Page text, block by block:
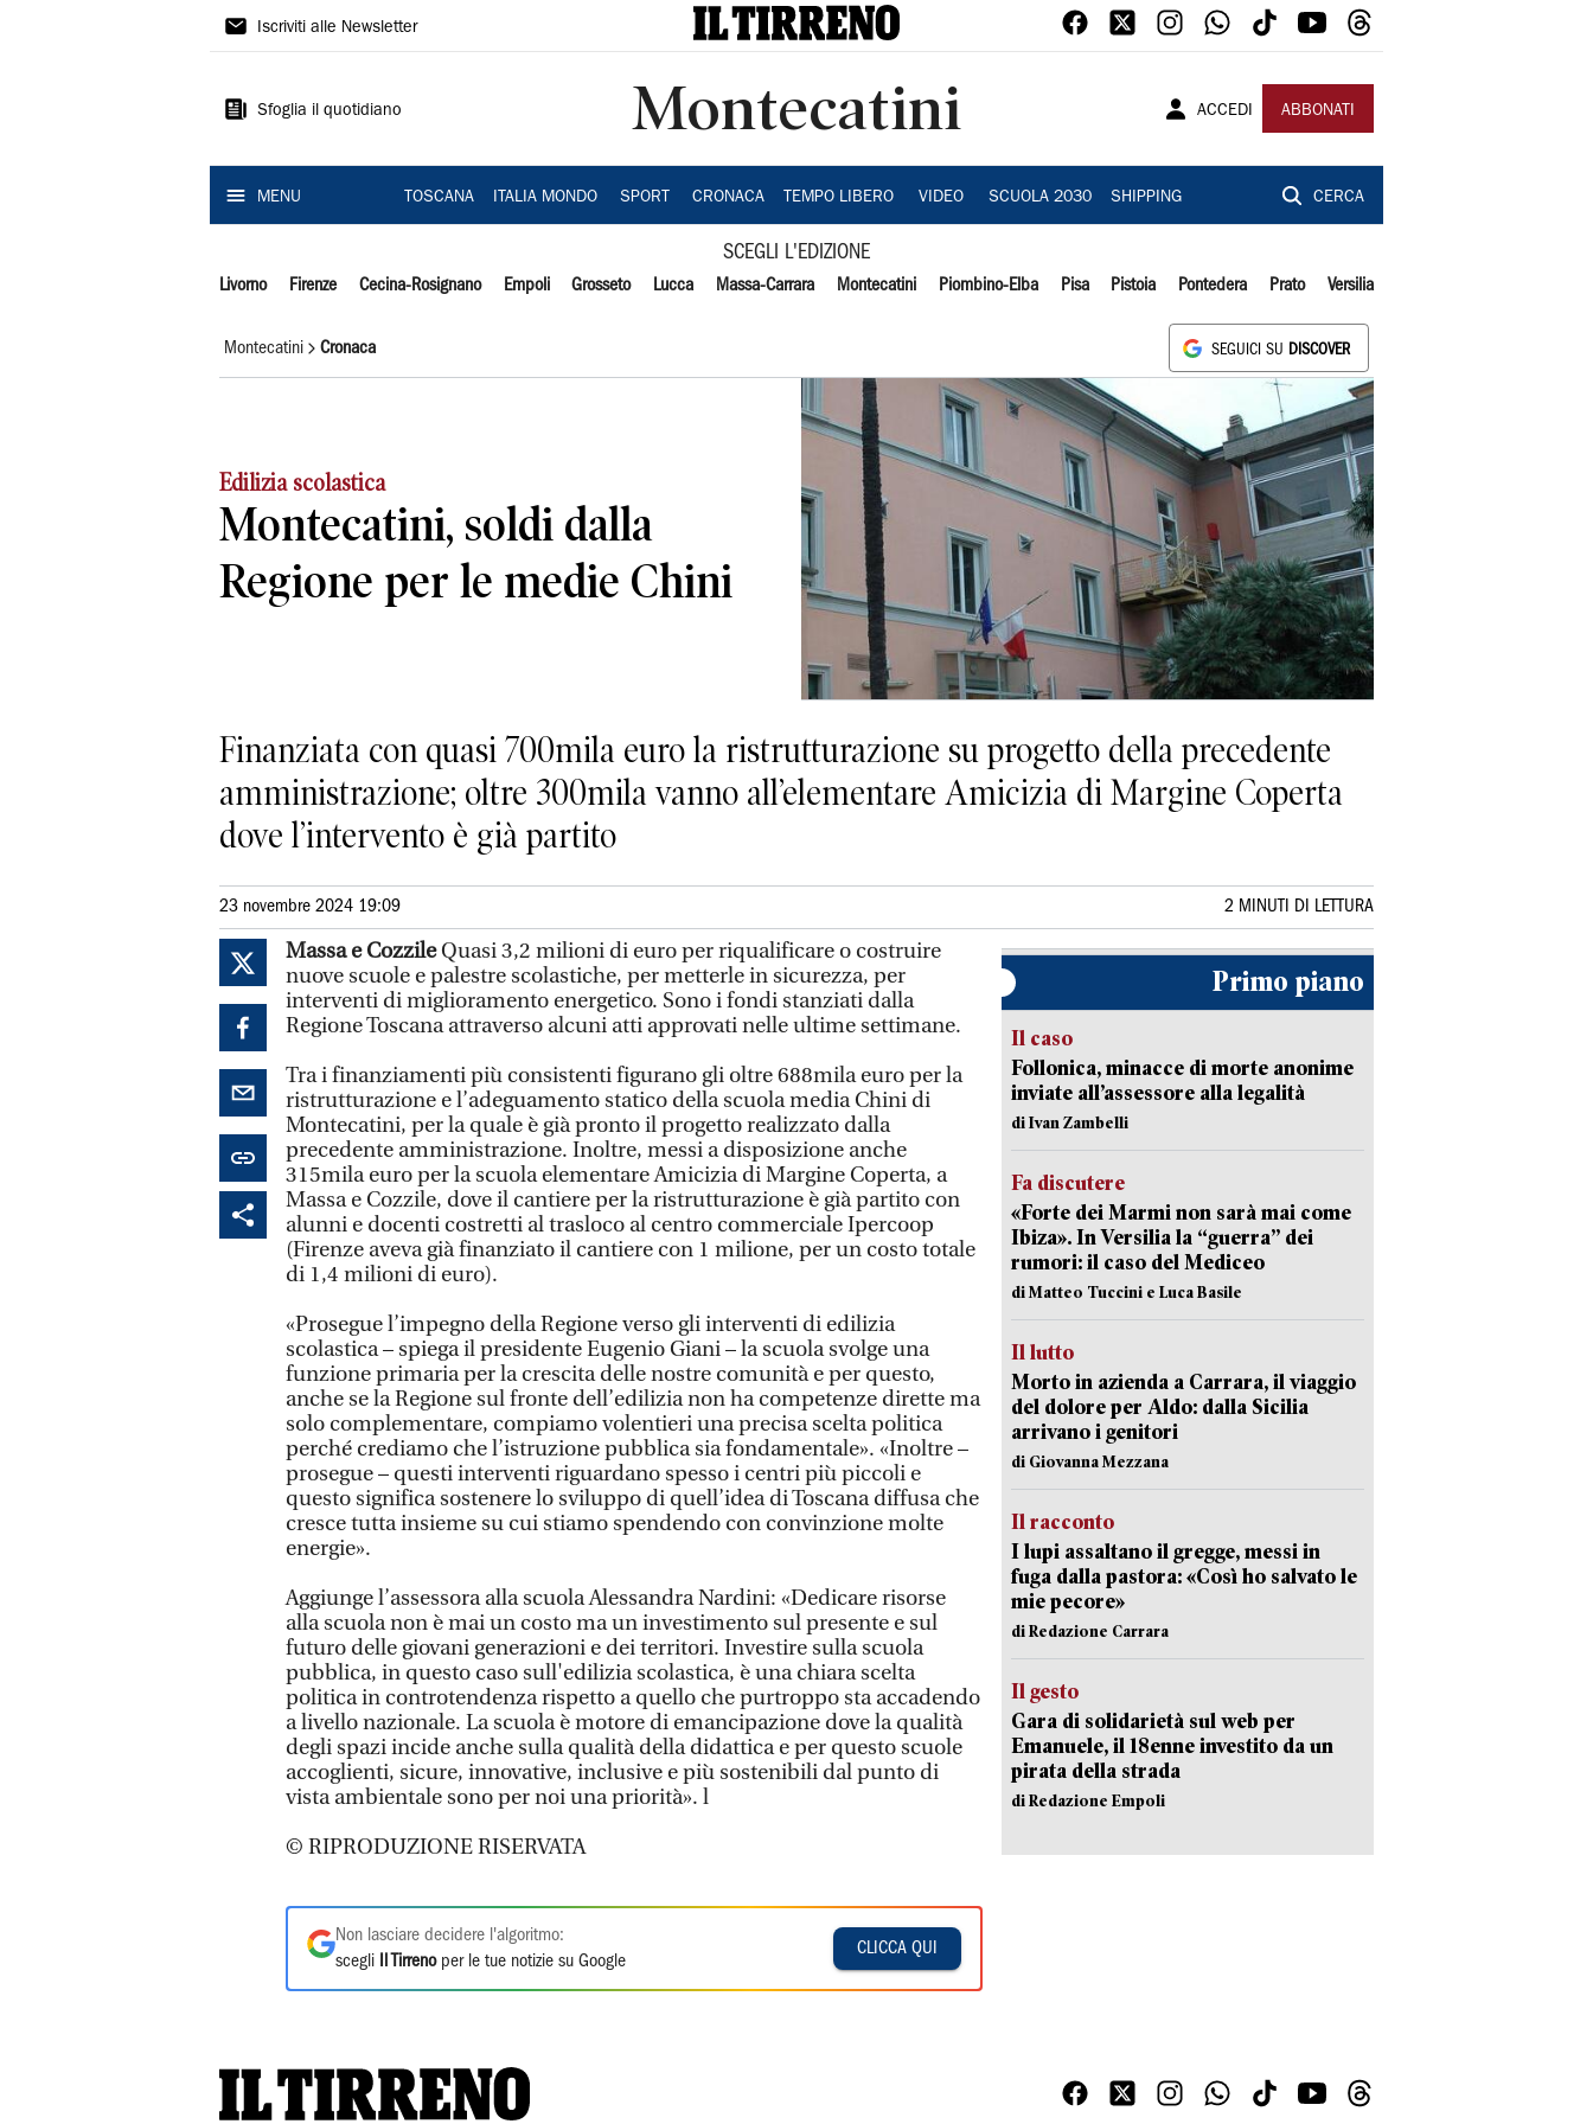
Il
Iscriviti alle Newsletter
Sfoglia il quotidiano Montecatini ACCEDI ABBONATI
MENU TOSCANA ITALIA MONDO SPORT CRONACA TEMPO LIBERO VIDEO SCUOLA 2030 SHIPPING CERCA
SCEGLI L'EDIZIONE
Livorno Firenze Cecina-Rosignano Empoli Grosseto Lucca Massa-Carrara Montecatini Piombino-Elba Pisa Pistoia Pontedera Prato Versilia
Montecatini Cronaca SEGUICI SU DISCOVER
Edilizia scolastica
Montecatini, soldi dalla
Regione per le medie Chini
Finanziata con quasi 700mila euro la ristrutturazione su progetto della precedente
amministrazione; oltre 300mila vanno all’elementare Amicizia di Margine Coperta
dove l’intervento è già partito
23 novembre 2024 19:09 2 MINUTI DI LETTURA
Massa e CozzileQuasi 3,2 milioni di euro per riqualificare o costruire
nuove scuole e palestre scolastiche, per metterle in sicurezza, per
interventi di miglioramento energetico. Sono i fondi stanziati dalla
Regione Toscana attraverso alcuni atti approvati nelle ultime settimane.
Tra i finanziamenti più consistenti figurano gli oltre 688mila euro per la
ristrutturazione e l’adeguamento statico della scuola media Chini di
Montecatini, per la quale è già pronto il progetto realizzato dalla
precedente amministrazione. Inoltre, messi a disposizione anche
315mila euro per la scuola elementare Amicizia di Margine Coperta, a
Massa e Cozzile, dove il cantiere per la ristrutturazione è già partito con
alunni e docenti costretti al trasloco al centro commerciale Ipercoop
(Firenze aveva già finanziato il cantiere con 1 milione, per un costo totale
di 1,4 milioni di euro).
«Prosegue l’impegno della Regione verso gli interventi di edilizia
scolastica – spiega il presidente Eugenio Giani – la scuola svolge una
funzione primaria per la crescita delle nostre comunità e per questo,
anche se la Regione sul fronte dell’edilizia non ha competenze dirette ma
solo complementare, compiamo volentieri una precisa scelta politica
perché crediamo che l’istruzione pubblica sia fondamentale». «Inoltre –
prosegue – questi interventi riguardano spesso i centri più piccoli e
questo significa sostenere lo sviluppo di quell’idea di Toscana diffusa che
cresce tutta insieme su cui stiamo spendendo con convinzione molte
energie».
Aggiunge l’assessora alla scuola Alessandra Nardini: «Dedicare risorse
alla scuola non è mai un costo ma un investimento sul presente e sul
futuro delle giovani generazioni e dei territori. Investire sulla scuola
pubblica, in questo caso sull'edilizia scolastica, è una chiara scelta
politica in controtendenza rispetto a quello che purtroppo sta accadendo
a livello nazionale. La scuola è motore di emancipazione dove la qualità
degli spazi incide anche sulla qualità della didattica e per questo scuole
accoglienti, sicure, innovative, inclusive e più sostenibili dal punto di
vista ambientale sono per noi una priorità». l
© RIPRODUZIONE RISERVATA
Non lasciare decidere l'algoritmo:
scegli
Il Tirrenoper le tue notizie su Google
CLICCA QUI
Primo piano
Il caso
Follonica, minacce di morte anonime
inviate all’assessore alla legalità
di Ivan Zambelli
Fa discutere
«Forte dei Marmi non sarà mai come
Ibiza». In Versilia la “guerra” dei
rumori: il caso del Mediceo
di Matteo Tuccini e Luca Basile
Il lutto
Morto in azienda a Carrara, il viaggio
del dolore per Aldo: dalla Sicilia
arrivano i genitori
di Giovanna Mezzana
Il racconto
I lupi assaltano il gregge, messi in
fuga dalla pastora: «Così ho salvato le
mie pecore»
di Redazione Carrara
Il gesto
Gara di solidarietà sul web per
Emanuele, il 18enne investito da un
pirata della strada
di Redazione Empoli